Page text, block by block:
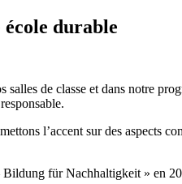
durable
de classe et dans notre
l’accent sur des aspects
für Nachhaltigkeit » en